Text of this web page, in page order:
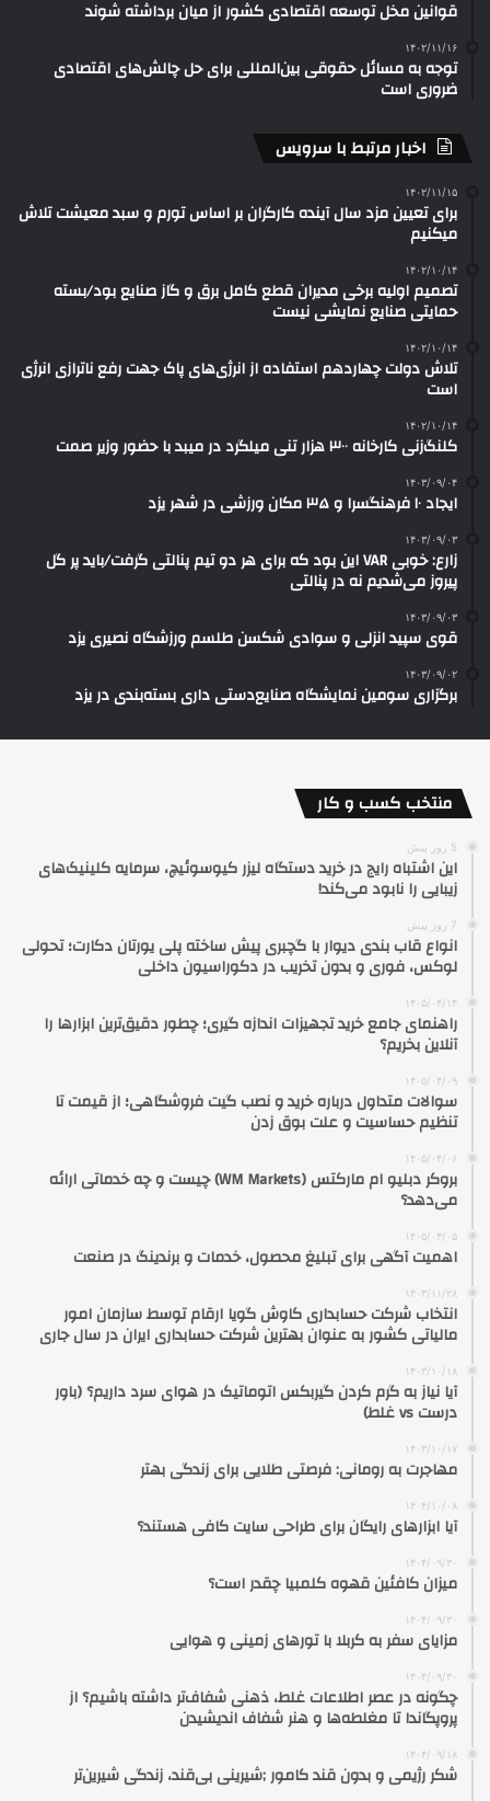
قوانین مخل توسعه اقتصادی کشور از میان برداشته شوند
۱۴۰۲/۱۱/۱۶
توجه به مسائل حقوقی بین‌المللی برای حل چالش‌های اقتصادی
ضروری است
اخبار مرتبط با سرویس
۱۴۰۲/۱۱/۱۵
برای تعیین مزد سال آینده کارگران بر اساس تورم و سبد معیشت تلاش
می‎کنیم
۱۴۰۲/۱۰/۱۴
تصمیم اولیه برخی مدیران قطع کامل برق و گاز صنایع بود/بسته
حمایتی صنایع نمایشی نیست
۱۴۰۲/۱۰/۱۴
تلاش دولت چهاردهم استفاده از انرژی‌های پاک جهت رفع ناترازی انرژی
است
۱۴۰۲/۱۰/۱۴
کلنگ‌زنی کارخانه ۳۰۰ هزار تنی میلگرد در میبد با حضور وزیر صمت
۱۴۰۳/۰۹/۰۴
ایجاد ۱۰ فرهنگسرا و ۳۵ مکان ورزشی در شهر یزد
۱۴۰۳/۰۹/۰۳
زارع: خوبی VAR این بود که برای هر دو تیم پنالتی گرفت/باید پر گل
پیروز می‌شدیم نه در پنالتی
۱۴۰۳/۰۹/۰۳
قوی سپید انزلی و سوادی شکسن طلسم ورزشگاه نصیری یزد
۱۴۰۳/۰۹/۰۲
برگزاری سومین نمایشگاه صنایع‌دستی داری بسته‌بندی در یزد
منتخب کسب و کار
5 روز پیش
این اشتباه رایج در خرید دستگاه لیزر کیوسوئیچ، سرمایه کلینیک‌های
زیبایی را نابود می‌کند!
7 روز پیش
انواع قاب بندی دیوار با گچبری پیش ساخته پلی یورتان دکارت؛ تحولی
لوکس، فوری و بدون تخریب در دکوراسیون داخلی
۱۴۰۵/۰۴/۱۴
راهنمای جامع خرید تجهیزات اندازه گیری؛ چطور دقیق‌ترین ابزارها را
آنلاین بخریم؟
۱۴۰۵/۰۴/۰۹
سوالات متداول درباره خرید و نصب گیت فروشگاهی؛ از قیمت تا
تنظیم حساسیت و علت بوق زدن
۱۴۰۵/۰۴/۰۶
بروکر دبلیو ام مارکتس (WM Markets) چیست و چه خدماتی ارائه
می‌دهد؟
۱۴۰۵/۰۴/۰۵
اهمیت آگهی برای تبلیغ محصول، خدمات و برندینگ در صنعت
۱۴۰۳/۱۱/۲۸
انتخاب شرکت حسابداری کاوش گویا ارقام توسط سازمان امور
مالیاتی کشور به عنوان بهترین شرکت حسابداری ایران در سال جاری
۱۴۰۳/۱۰/۱۸
آیا نیاز به گرم کردن گیربکس اتوماتیک در هوای سرد داریم؟ (باور
درست vs غلط)
۱۴۰۳/۱۰/۱۷
مهاجرت به رومانی: فرصتی طلایی برای زندگی بهتر
۱۴۰۴/۱۰/۰۸
آیا ابزارهای رایگان برای طراحی سایت کافی هستند؟
۱۴۰۴/۰۹/۳۰
میزان کافئین قهوه کلمبیا چقدر است؟
۱۴۰۴/۰۹/۳۰
مزایای سفر به کربلا با تورهای زمینی و هوایی
۱۴۰۴/۰۹/۳۰
چگونه در عصر اطلاعات غلط، ذهنی شفاف‌تر داشته باشیم؟ از
پروپگاندا تا مغلطه‌ها و هنر شفاف اندیشیدن
۱۴۰۴/۰۹/۱۸
شکر رژیمی و بدون قند کامور ;شیرینی بی‌قند، زندگی شیرین‌تر